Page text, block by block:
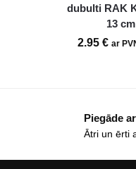
dubulti RAK
13 cm
2.95 € ar
Piegāde
Ātri un ērti